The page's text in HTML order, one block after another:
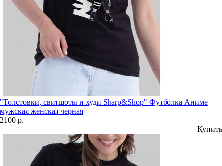
"Толстовки, свитшоты и худи Sharp&Shop" Футболка Аниме
мужская женская черная
2100 р.
Купить